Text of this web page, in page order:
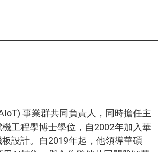
事業群共同負責人，同時擔任主
工程學博士學位，自2002年加入華
設計。自2019年起，他領導華碩